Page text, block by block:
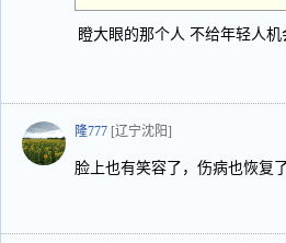
瞪大眼的那个人 不给年轻人机
隆777 [辽宁沈阳]
脸上也有笑容了，伤病也恢复